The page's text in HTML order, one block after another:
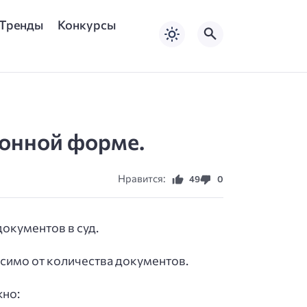
Конкурсы
форме.
Нравится: 49 0
в суд.
от количества документов.